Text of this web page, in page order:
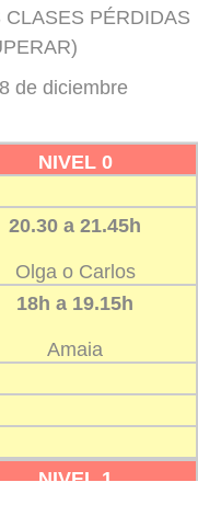
PÉRDIDAS
de diciembre
NIVEL 0
20.30 a 21.45h
Olga o Carlos
18h a 19.15h
Amaia
NIVEL 1